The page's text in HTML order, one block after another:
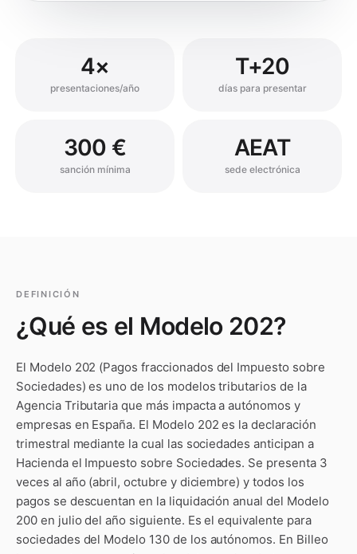
4×
presentaciones/año
T+20
días para presentar
300 €
sanción mínima
AEAT
sede electrónica
DEFINICIÓN
¿Qué es el Modelo 202?
El Modelo 202 (Pagos fraccionados del Impuesto sobre
Sociedades) es uno de los modelos tributarios de la
Agencia Tributaria que más impacta a autónomos y
empresas en España. El Modelo 202 es la declaración
trimestral mediante la cual las sociedades anticipan a
Hacienda el Impuesto sobre Sociedades. Se presenta 3
veces al año (abril, octubre y diciembre) y todos los
pagos se descuentan en la liquidación anual del Modelo
200 en julio del año siguiente. Es el equivalente para
sociedades del Modelo 130 de los autónomos. En Billeo